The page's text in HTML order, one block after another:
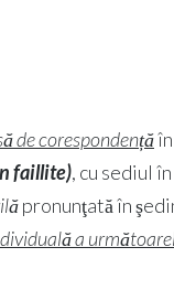
de corespondență
faillite), cu sediul
pronunţată în
a